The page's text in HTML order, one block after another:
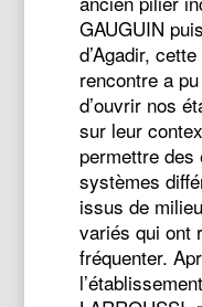
GAUGUIN
d’Agadir,
rencontre a
d’ouvrir nos
sur leur
permettre des
systèmes
issus de
variés qui ont
fréquenter.